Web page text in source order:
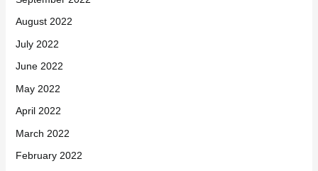
August 2022
July 2022
June 2022
May 2022
April 2022
March 2022
February 2022